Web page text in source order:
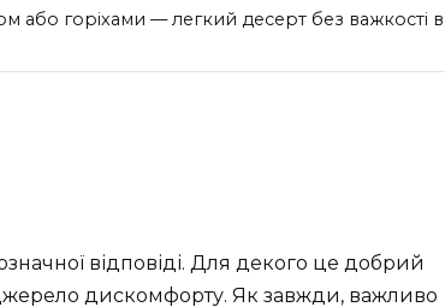
або горіхами — легкий десерт без важкості в
відповіді. Для декого це добрий
дискомфорту. Як завжди, важливо